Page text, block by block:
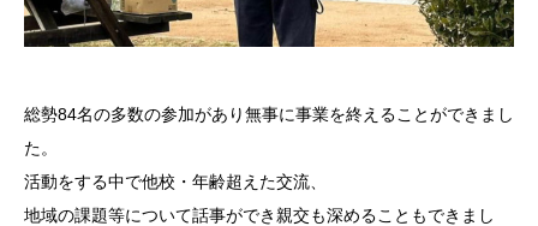
総勢84名の多数の参加があり無事に事業を終えることができまし
た。
活動をする中で他校・年齢超えた交流、
地域の課題等について話事ができ親交も深めることもできまし